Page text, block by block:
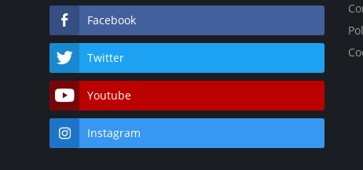
Facebook
Twitter
Youtube
Instagram